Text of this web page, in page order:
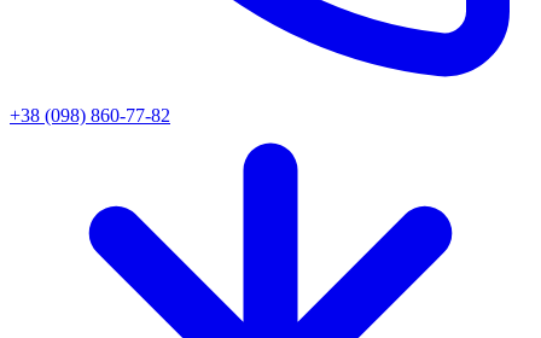
+38 (098) 860-77-82